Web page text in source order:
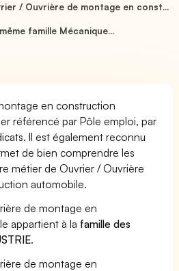
/ Ouvrière de montage en const...
famille Mécanique...
en construction
référencé par Pôle emploi, par
Il est également reconnu
de bien comprendre les
métier de Ouvrier / Ouvrière
automobile.
de montage en
appartient à la famille des
.
de montage en